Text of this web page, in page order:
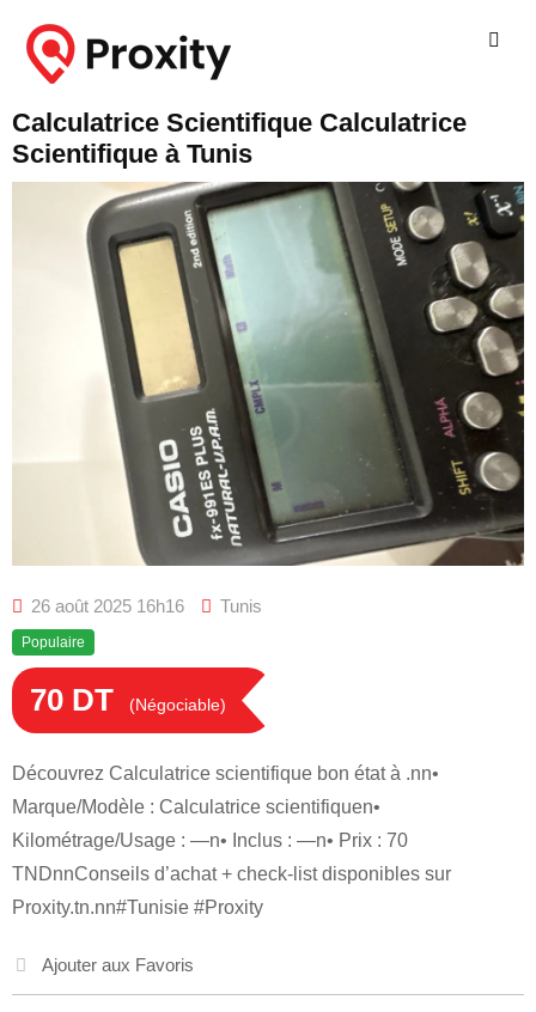
Calculatrice Scientifique Calculatrice
Scientifique à Tunis
26 août 2025 16h16 Tunis
Populaire
70 DT (Négociable)
Découvrez Calculatrice scientifique bon état à .nn•
Marque/Modèle : Calculatrice scientifiquen•
Kilométrage/Usage : —n• Inclus : —n• Prix : 70
TNDnnConseils d’achat + check-list disponibles sur
Proxity.tn.nn#Tunisie #Proxity
Ajouter aux Favoris